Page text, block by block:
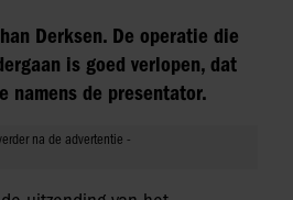
Derksen. De operatie die
is goed verlopen, dat
namens de presentator.